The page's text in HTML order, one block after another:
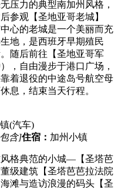
压力的典型南加州风格，
参观【圣地亚哥老城】
心的老城是一个美丽而充
地，是西班牙早期殖民
随后前往【圣地亚哥军
，自由漫步于港口广场，
着退役的中途岛号航空母
息，结束当天行程。
(汽车)
含]住宿： 加州小镇
格典范的小城—【圣塔芭
级建筑【圣塔芭芭拉法院
滩与造访浪漫的码头【圣